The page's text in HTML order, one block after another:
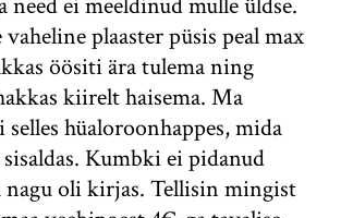
plaaster püsis peal max
öösiti ära tulema ning
kiirelt haisema. Ma
selles hüaloroonhappes, mida
sisaldas. Kumbki ei pidanud
nagu oli kirjas. Tellisin mingist